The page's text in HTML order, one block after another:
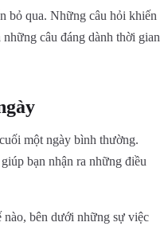
bỏ qua. Những câu hỏi khiến
câu đáng dành thời gian
một ngày bình thường.
bạn nhận ra những điều
bên dưới những sự việc